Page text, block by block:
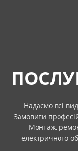
Надаємо всі
Замовити
Монтаж,
електричного